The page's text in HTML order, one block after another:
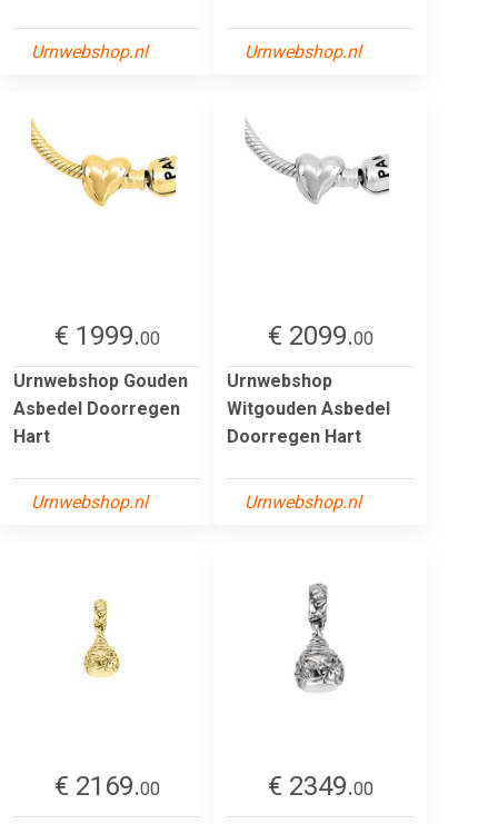
Urnwebshop.nl Urnwebshop.nl
€ 1999.00
Urnwebshop Gouden
Asbedel Doorregen
Hart
Urnwebshop.nl
€ 2099.00
Urnwebshop
Witgouden Asbedel
Doorregen Hart
Urnwebshop.nl
€ 2169.00
€ 2349.00